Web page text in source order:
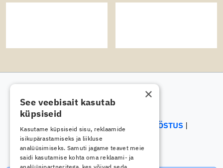
ELEKTRIALA
ELEKTROONIKATÖÖSTUS
ENERGEETIKA
×
See veebisait kasutab
küpsiseid
Kasutame küpsiseid sisu, reklaamide
isikupärastamiseks ja liikluse
analüüsimiseks. Samuti jagame teavet meie
saidi kasutamise kohta oma reklaami- ja